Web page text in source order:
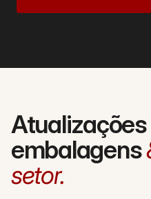
embalagens
setor.